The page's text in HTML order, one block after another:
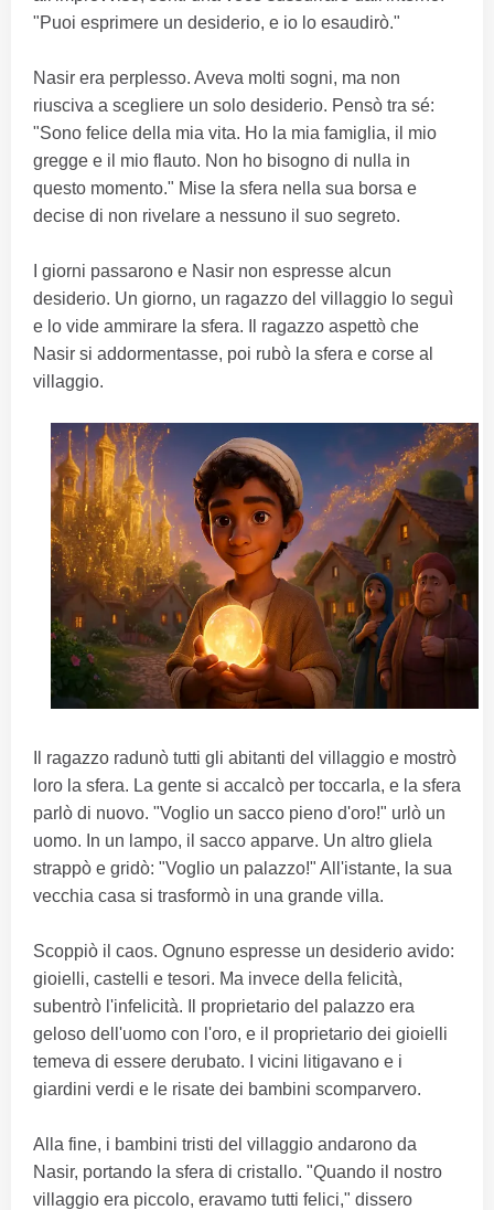
"Puoi esprimere un desiderio, e io lo esaudirò."
Nasir era perplesso. Aveva molti sogni, ma non
riusciva a scegliere un solo desiderio. Pensò tra sé:
"Sono felice della mia vita. Ho la mia famiglia, il mio
gregge e il mio flauto. Non ho bisogno di nulla in
questo momento." Mise la sfera nella sua borsa e
decise di non rivelare a nessuno il suo segreto.
I giorni passarono e Nasir non espresse alcun
desiderio. Un giorno, un ragazzo del villaggio lo seguì
e lo vide ammirare la sfera. Il ragazzo aspettò che
Nasir si addormentasse, poi rubò la sfera e corse al
villaggio.
Il ragazzo radunò tutti gli abitanti del villaggio e mostrò
loro la sfera. La gente si accalcò per toccarla, e la sfera
parlò di nuovo. "Voglio un sacco pieno d'oro!" urlò un
uomo. In un lampo, il sacco apparve. Un altro gliela
strappò e gridò: "Voglio un palazzo!" All'istante, la sua
vecchia casa si trasformò in una grande villa.
Scoppiò il caos. Ognuno espresse un desiderio avido:
gioielli, castelli e tesori. Ma invece della felicità,
subentrò l'infelicità. Il proprietario del palazzo era
geloso dell'uomo con l'oro, e il proprietario dei gioielli
temeva di essere derubato. I vicini litigavano e i
giardini verdi e le risate dei bambini scomparvero.
Alla fine, i bambini tristi del villaggio andarono da
Nasir, portando la sfera di cristallo. "Quando il nostro
villaggio era piccolo, eravamo tutti felici," dissero